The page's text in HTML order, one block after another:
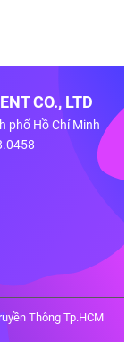
CO., LTD
phố Hồ Chí Minh
Thông Tp.HCM